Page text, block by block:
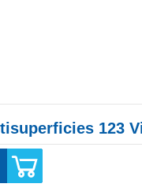
123